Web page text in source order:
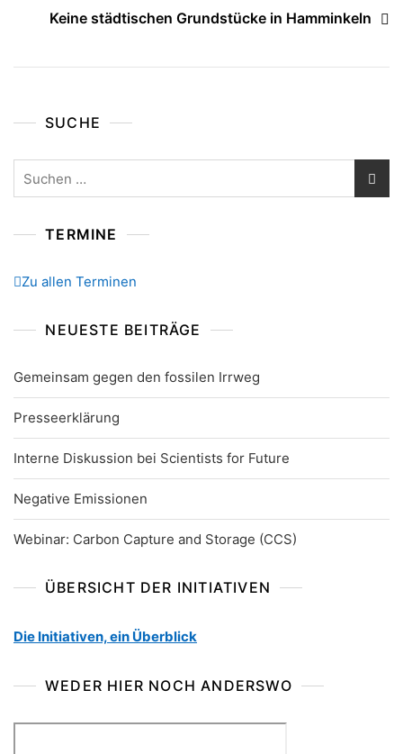
Keine städtischen Grundstücke in Hamminkeln
SUCHE
TERMINE
Zu allen Terminen
NEUESTE BEITRÄGE
Gemeinsam gegen den fossilen Irrweg
Presseerklärung
Interne Diskussion bei Scientists for Future
Negative Emissionen
Webinar: Carbon Capture and Storage (CCS)
ÜBERSICHT DER INITIATIVEN
Die Initiativen, ein Überblick
WEDER HIER NOCH ANDERSWO